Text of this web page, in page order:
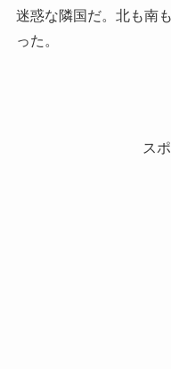
迷惑な隣国だ。北も南
った。
ス